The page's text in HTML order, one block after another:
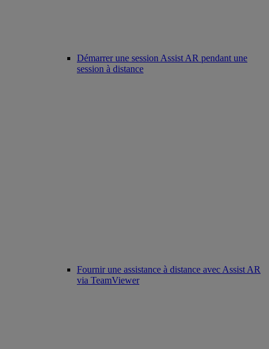
Démarrer une session Assist AR pendant une
session à distance
Fournir une assistance à distance avec Assist AR
via TeamViewer